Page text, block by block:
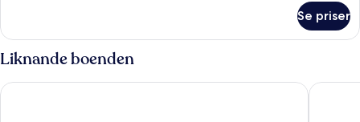
Building
Floor
Apartment
-
Building
Se priser
Liknande boenden
Lalinn Hotel Golden